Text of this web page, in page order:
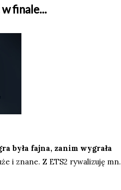
finale...
była fajna, zanim wygrała
i znane. Z ETS2 rywalizuję mn.